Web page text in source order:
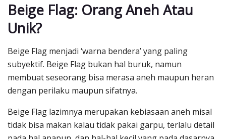
Beige Flag: Orang Aneh Atau
Unik?
Beige Flag menjadi ‘warna bendera’ yang paling
subyektif. Beige Flag bukan hal buruk, namun
membuat seseorang bisa merasa aneh maupun heran
dengan perilaku maupun sifatnya.
Beige Flag lazimnya merupakan kebiasaan aneh misal
tidak bisa makan kalau tidak pakai garpu, terlalu detail